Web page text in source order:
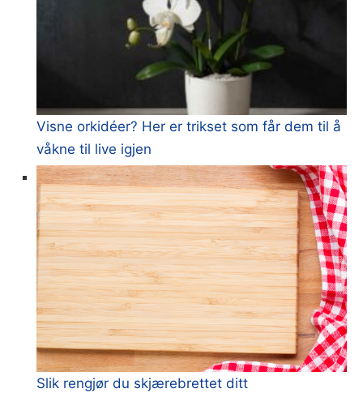
Visne orkidéer? Her er trikset som får dem til å
våkne til live igjen
Slik rengjør du skjærebrettet ditt